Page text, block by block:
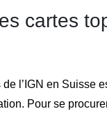
cartes
l’IGN en Suisse
Pour se